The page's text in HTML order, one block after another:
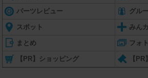
パーツレビュー グル
スポット みん
まとめ フォト
【PR】ショッピング 【